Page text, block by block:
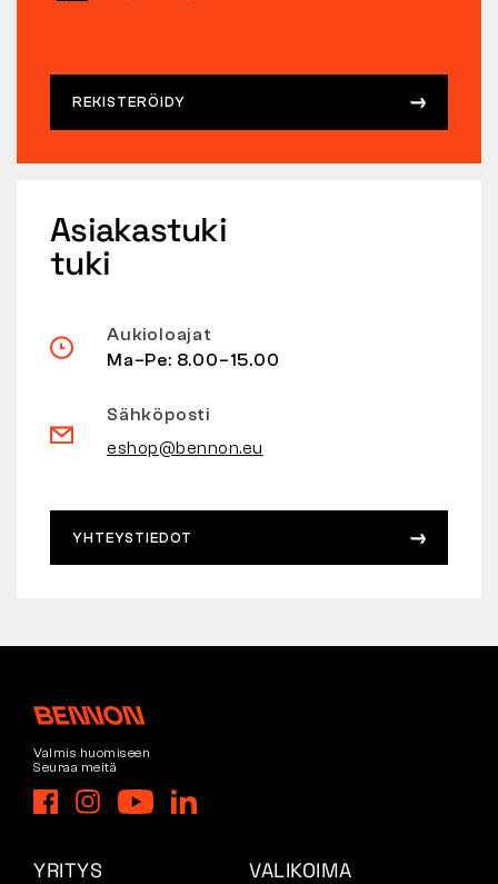
REKISTERÖIDY
Asiakastuki
tuki
Aukioloajat
Ma–Pe: 8.00–15.00
Sähköposti
eshop@bennon.eu
YHTEYSTIEDOT
Valmis huomiseen
Seuraa meitä
YRITYS VALIKOIMA